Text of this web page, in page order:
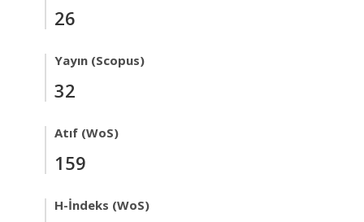
26
Yayın (Scopus)
32
Atıf (WoS)
159
H-İndeks (WoS)